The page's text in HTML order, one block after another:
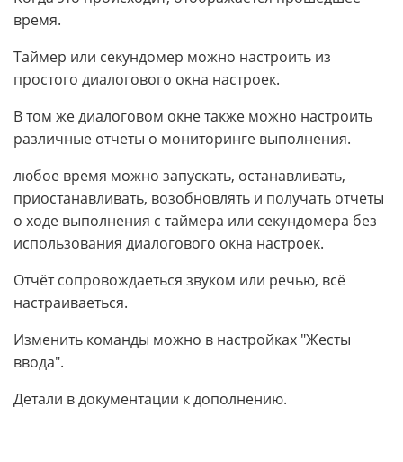
время.
Таймер или секундомер можно настроить из
простого диалогового окна настроек.
В том же диалоговом окне также можно настроить
различные отчеты о мониторинге выполнения.
любое время можно запускать, останавливать,
приостанавливать, возобновлять и получать отчеты
о ходе выполнения с таймера или секундомера без
использования диалогового окна настроек.
Отчёт сопровождаеться звуком или речью, всё
настраиваеться.
Изменить команды можно в настройках "Жесты
ввода".
Детали в документации к дополнению.